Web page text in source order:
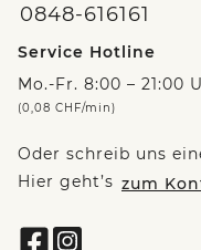
0848-616161
Service Hotline
Mo.-Fr. 8:00 – 21:00
(0,08 CHF/min)
Oder schreib uns
Hier geht’s zum